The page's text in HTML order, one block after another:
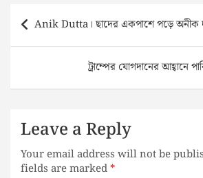
Post
navigation
Anik Dutta। ছাদের একপাশে পড়ে অনীক
ট্রাম্পের যোগদানের আহ্বানে
Leave a Reply
Your email address will not be
fields are marked*